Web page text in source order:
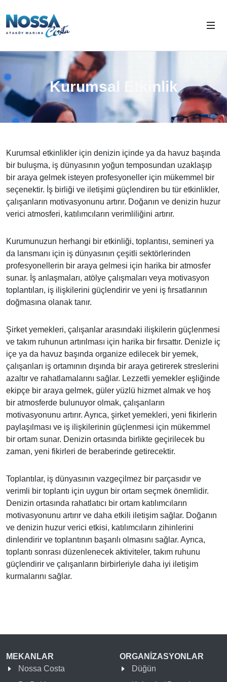
Kurumsal Etkinlik
Kurumsal etkinlikler için denizin içinde ya da havuz başında
bir buluşma, iş dünyasının yoğun temposundan uzaklaşıp
bir araya gelmek isteyen profesyoneller için mükemmel bir
seçenektir. İş birliği ve iletişimi güçlendiren bu tür etkinlikler,
çalışanların motivasyonunu artırır. Doğanın ve denizin huzur
verici atmosferi, katılımcıların verimliliğini artırır.
Kurumunuzun herhangi bir etkinliği, toplantısı, semineri ya
da lansmanı için iş dünyasının çeşitli sektörlerinden
profesyonellerin bir araya gelmesi için harika bir atmosfer
sunar. İş anlaşmaları, atölye çalışmaları veya motivasyon
toplantıları, iş ilişkilerini güçlendirir ve yeni iş fırsatlarının
doğmasına olanak tanır.
Şirket yemekleri, çalışanlar arasındaki ilişkilerin güçlenmesi
ve takım ruhunun artırılması için harika bir fırsattır. Denizle iç
içe ya da havuz başında organize edilecek bir yemek,
çalışanları iş ortamının dışında bir araya getirerek streslerini
azaltır ve rahatlamalarını sağlar. Lezzetli yemekler eşliğinde
ekipçe bir araya gelmek, güler yüzlü hizmet almak ve hoş
bir atmosferde bulunuyor olmak, çalışanların
motivasyonunu artırır. Ayrıca, şirket yemekleri, yeni fikirlerin
paylaşılması ve iş ilişkilerinin güçlenmesi için mükemmel
bir ortam sunar. Denizin ortasında birlikte geçirilecek bu
zaman, yeni fikirleri de beraberinde getirecektir.
Toplantılar, iş dünyasının vazgeçilmez bir parçasıdır ve
verimli bir toplantı için uygun bir ortam seçmek önemlidir.
Denizin ortasında rahatlatıcı bir ortam katılımcıların
motivasyonunu artırır ve daha etkili iletişim sağlar. Doğanın
ve denizin huzur verici etkisi, katılımcıların zihinlerini
dinlendirir ve toplantının başarılı olmasını sağlar. Ayrıca,
toplantı sonrası düzenlenecek aktiviteler, takım ruhunu
güçlendirir ve çalışanların birbirleriyle daha iyi iletişim
kurmalarını sağlar.
MEKANLAR
Nossa Costa
ORGANİZASYONLAR
Düğün